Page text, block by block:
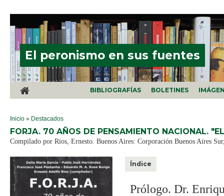
El peronismo en sus fuentes
BIBLIOGRAFÍAS BOLETINES
SE ENCUENTRA USTED AQUÍ
Inicio » Destacados
FORJA. 70 AÑOS DE PENSAMIENTO NACIONAL.
Compilado por Rios, Ernesto. Buenos Aires: Corporación Buenos Aires
Índice
Prólogo. Dr.